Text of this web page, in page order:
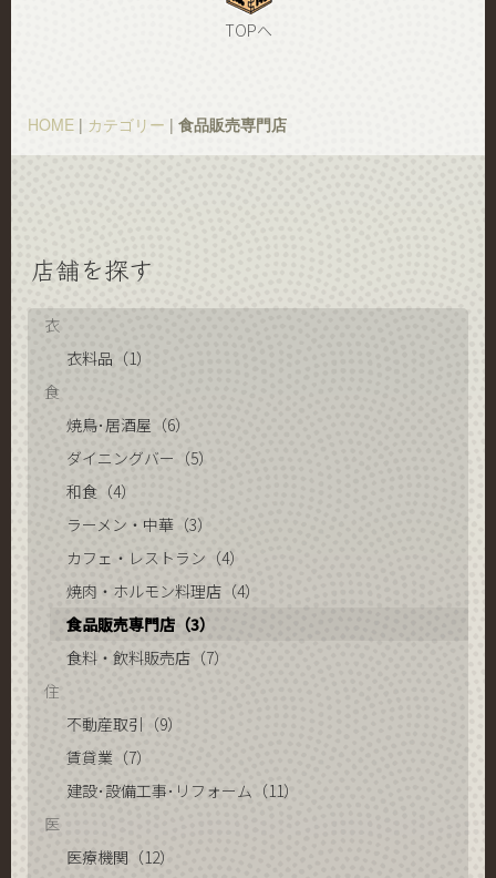
TOPへ
HOME | カテゴリー | 食品販売専門店
店舗を探す
衣
衣料品（1）
食
焼鳥･居酒屋（6）
ダイニングバー（5）
和食（4）
ラーメン・中華（3）
カフェ・レストラン（4）
焼肉・ホルモン料理店（4）
食品販売専門店（3）
食料・飲料販売店（7）
住
不動産取引（9）
賃貸業（7）
建設･設備工事･リフォーム（11）
医
医療機関（12）